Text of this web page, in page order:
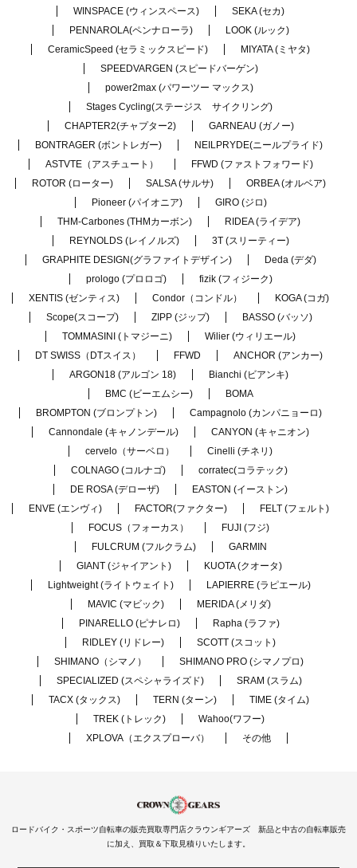
WINSPACE (ウィンスペース)
SEKA (セカ)
PENNAROLA(ペンナローラ)
LOOK (ルック)
CeramicSpeed (セラミックスピード)
MIYATA (ミヤタ)
SPEEDVARGEN (スピードバーゲン)
power2max (パワーツー マックス)
Stages Cycling(ステージス サイクリング)
CHAPTER2(チャプター2)
GARNEAU (ガノー)
BONTRAGER (ボントレガー)
NEILPRYDE(ニールプライド)
ASTVTE（アスチュート）
FFWD (ファストフォワード)
ROTOR (ローター)
SALSA (サルサ)
ORBEA (オルベア)
Pioneer (パイオニア)
GIRO (ジロ)
THM-Carbones (THMカーボン)
RIDEA (ライデア)
REYNOLDS (レイノルズ)
3T (スリーティー)
GRAPHITE DESIGN(グラファイトデザイン)
Deda (デダ)
prologo (プロロゴ)
fizik (フィジーク)
XENTIS (ゼンティス)
Condor（コンドル）
KOGA (コガ)
Scope(スコープ)
ZIPP (ジップ)
BASSO (バッソ)
TOMMASINI (トマジーニ)
Wilier (ウィリエール)
DT SWISS（DTスイス）
FFWD
ANCHOR (アンカー)
ARGON18 (アルゴン 18)
Bianchi (ビアンキ)
BMC (ビーエムシー)
BOMA
BROMPTON (ブロンプトン)
Campagnolo (カンパニョーロ)
Cannondale (キャノンデール)
CANYON (キャニオン)
cervelo（サーベロ）
Cinelli (チネリ)
COLNAGO (コルナゴ)
corratec(コラテック)
DE ROSA (デローザ)
EASTON (イーストン)
ENVE (エンヴィ)
FACTOR(ファクター)
FELT (フェルト)
FOCUS（フォーカス）
FUJI (フジ)
FULCRUM (フルクラム)
GARMIN
GIANT (ジャイアント)
KUOTA (クオータ)
Lightweight (ライトウェイト)
LAPIERRE (ラピエール)
MAVIC (マビック)
MERIDA (メリダ)
PINARELLO (ピナレロ)
Rapha (ラファ)
RIDLEY (リドレー)
SCOTT (スコット)
SHIMANO（シマノ）
SHIMANO PRO (シマノプロ)
SPECIALIZED (スペシャライズド)
SRAM (スラム)
TACX (タックス)
TERN (ターン)
TIME (タイム)
TREK (トレック)
Wahoo(ワフー)
XPLOVA（エクスプローバ）
その他
ロードバイク・スポーツ自転車の販売買取専門店クラウンギアーズ 新品と中古の自転車販売
に加え、買取＆下取見積りいたします。